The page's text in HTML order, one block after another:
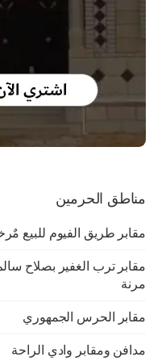
مناطق الحرمين
مقابر طريق الفيوم للبيع
مقابر ترب الغفير بصلاح
مرنة
مقابر الحرس الجمهوري
مدافن ومقابر وادي الراحة